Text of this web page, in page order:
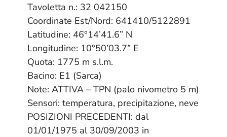
Tavoletta n.: 32 042150
Coordinate Est/Nord: 641410/5122891
Latitudine: 46°14’41.6” N
Longitudine: 10°50’03.7” E
Quota: 1775 m s.l.m.
Bacino: E1 (Sarca)
Note: ATTIVA – TPN (palo nivometro 5 m)
Sensori: temperatura, precipitazione, neve
POSIZIONI PRECEDENTI: dal
01/01/1975 al 30/09/2003 in